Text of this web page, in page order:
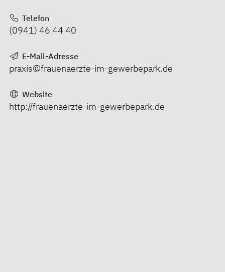
Telefon
(0941) 46 44 40
E-Mail-Adresse
praxis@frauenaerzte-im-gewerbepark.de
Website
http://frauenaerzte-im-gewerbepark.de